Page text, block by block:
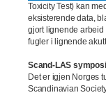
Toxicity Test) kan
eksisterende data,
gjort lignende arbeid
fugler i lignende
Scand-LAS
Det er igjen Norges
Scandinavian